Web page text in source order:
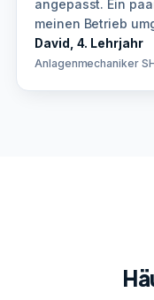
angepasst. Ein
meinen Betrieb
David, 4. Lehrjahr
Anlagenmechaniker